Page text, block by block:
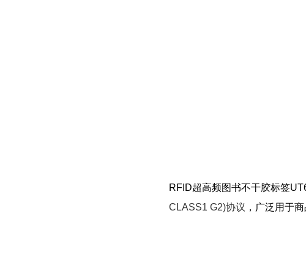
RFID超高频图书不干胶标签
CLASS1 G2)协议 ，广泛用于商